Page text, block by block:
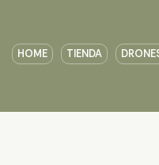
HOME TIENDA